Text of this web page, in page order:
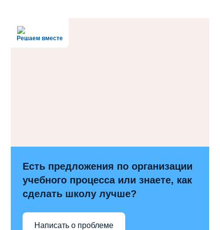
Решаем вместе
Есть предложения по организации
учебного процесса или знаете, как
сделать школу лучше?
Написать о проблеме